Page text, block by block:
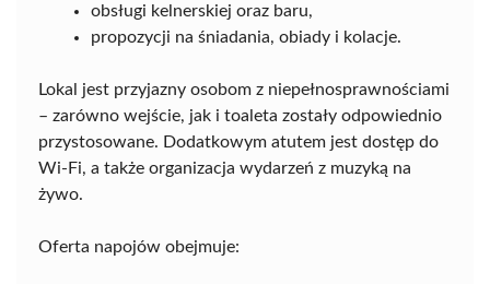
obsługi kelnerskiej oraz baru,
propozycji na śniadania, obiady i kolacje.
Lokal jest przyjazny osobom z niepełnosprawnościami
– zarówno wejście, jak i toaleta zostały odpowiednio
przystosowane. Dodatkowym atutem jest dostęp do
Wi-Fi, a także organizacja wydarzeń z muzyką na
żywo.
Oferta napojów obejmuje: